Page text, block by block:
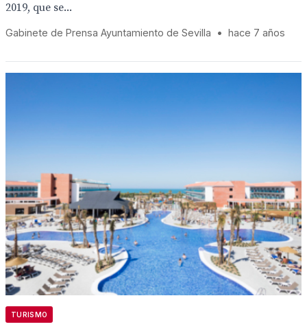
2019, que se...
Gabinete de Prensa Ayuntamiento de Sevilla • hace 7 años
TURISMO